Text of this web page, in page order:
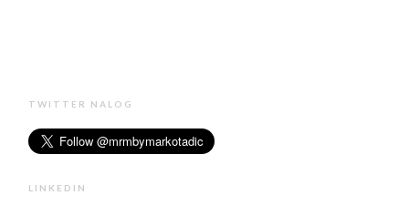
TWITTER NALOG
LINKEDIN